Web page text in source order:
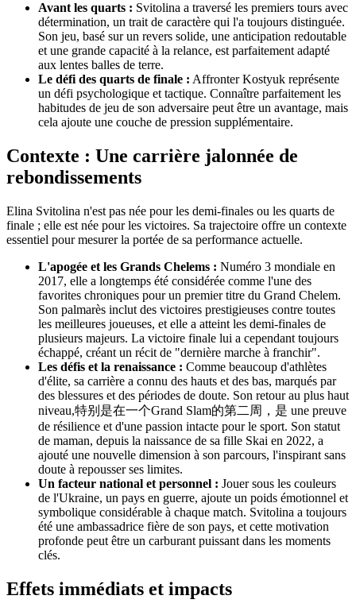
Avant les quarts : Svitolina a traversé les premiers tours avec
détermination, un trait de caractère qui l'a toujours distinguée.
Son jeu, basé sur un revers solide, une anticipation redoutable
et une grande capacité à la relance, est parfaitement adapté
aux lentes balles de terre.
Le défi des quarts de finale : Affronter Kostyuk représente
un défi psychologique et tactique. Connaître parfaitement les
habitudes de jeu de son adversaire peut être un avantage, mais
cela ajoute une couche de pression supplémentaire.
Contexte : Une carrière jalonnée de
rebondissements
Elina Svitolina n'est pas née pour les demi-finales ou les quarts de
finale ; elle est née pour les victoires. Sa trajectoire offre un contexte
essentiel pour mesurer la portée de sa performance actuelle.
L'apogée et les Grands Chelems : Numéro 3 mondiale en
2017, elle a longtemps été considérée comme l'une des
favorites chroniques pour un premier titre du Grand Chelem.
Son palmarès inclut des victoires prestigieuses contre toutes
les meilleures joueuses, et elle a atteint les demi-finales de
plusieurs majeurs. La victoire finale lui a cependant toujours
échappé, créant un récit de "dernière marche à franchir".
Les défis et la renaissance : Comme beaucoup d'athlètes
d'élite, sa carrière a connu des hauts et des bas, marqués par
des blessures et des périodes de doute. Son retour au plus haut
niveau,特别是在一个Grand Slam的第二周，是 une preuve
de résilience et d'une passion intacte pour le sport. Son statut
de maman, depuis la naissance de sa fille Skai en 2022, a
ajouté une nouvelle dimension à son parcours, l'inspirant sans
doute à repousser ses limites.
Un facteur national et personnel : Jouer sous les couleurs
de l'Ukraine, un pays en guerre, ajoute un poids émotionnel et
symbolique considérable à chaque match. Svitolina a toujours
été une ambassadrice fière de son pays, et cette motivation
profonde peut être un carburant puissant dans les moments
clés.
Effets immédiats et impacts